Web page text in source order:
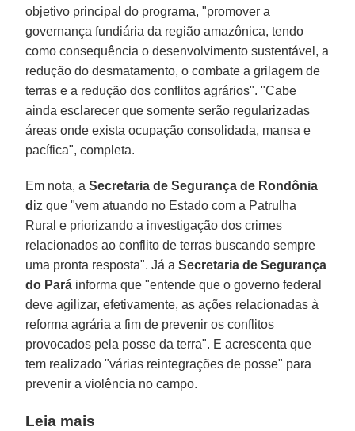
objetivo principal do programa, "promover a
governança fundiária da região amazônica, tendo
como consequência o desenvolvimento sustentável, a
redução do desmatamento, o combate a grilagem de
terras e a redução dos conflitos agrários". "Cabe
ainda esclarecer que somente serão regularizadas
áreas onde exista ocupação consolidada, mansa e
pacífica", completa.
Em nota, aSecretaria de Segurança de Rondônia
d iz que "vem atuando no Estado com a Patrulha
Rural e priorizando a investigação dos crimes
relacionados ao conflito de terras buscando sempre
uma pronta resposta". Já aSecretaria de Segurança
do Pará informa que "entende que o governo federal
deve agilizar, efetivamente, as ações relacionadas à
reforma agrária a fim de prevenir os conflitos
provocados pela posse da terra". E acrescenta que
tem realizado "várias reintegrações de posse" para
prevenir a violência no campo.
Leia mais